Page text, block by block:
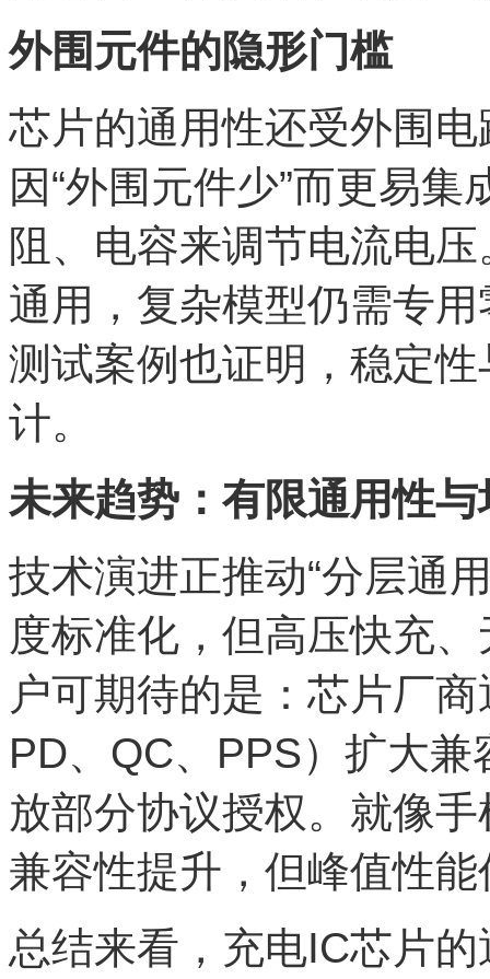
外围元件的隐形门槛
芯片的通用性还受外围
因“外围元件少”而更易
阻、电容来调节电流电
通用，复杂模型仍需专
测试案例也证明，稳定
计。
未来趋势：有限通用性
技术演进正推动“分层通
度标准化，但高压快充
户可期待的是：芯片厂
PD、QC、PPS）扩大
放部分协议授权。就像
兼容性提升，但峰值性
总结来看，充电IC芯片